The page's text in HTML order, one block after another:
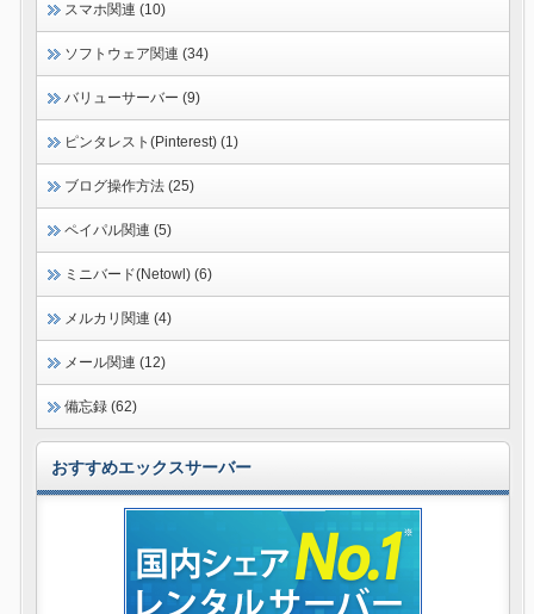
スマホ関連 (10)
ソフトウェア関連 (34)
バリューサーバー (9)
ピンタレスト(Pinterest) (1)
ブログ操作方法 (25)
ペイパル関連 (5)
ミニバード(Netowl) (6)
メルカリ関連 (4)
メール関連 (12)
備忘録 (62)
おすすめエックスサーバー